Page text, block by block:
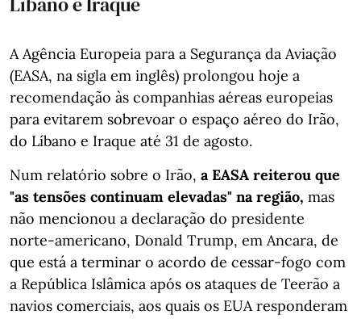
A Agência Europeia para a Segurança da Aviação
(EASA, na sigla em inglês) prolongou hoje a
recomendação às companhias aéreas europeias
para evitarem sobrevoar o espaço aéreo do Irão,
do Líbano e Iraque até 31 de agosto.
Num relatório sobre o Irão, a EASA reiterou que
"as tensões continuam elevadas" na região, mas
não mencionou a declaração do presidente
norte-americano, Donald Trump, em Ancara, de
que está a terminar o acordo de cessar-fogo com
a República Islâmica após os ataques de Teerão a
navios comerciais, aos quais os EUA responderam